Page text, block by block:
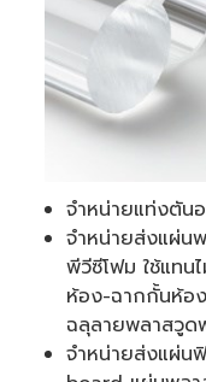
จำหน่ายแท่งตัน
จำหน่ายส่งแผ่น
พีวีซีโฟม ใช้แท
ห้อง-ฉากกั้นห้อ
ฉลุลายพลาสวูด
จำหน่ายส่งแผ่น